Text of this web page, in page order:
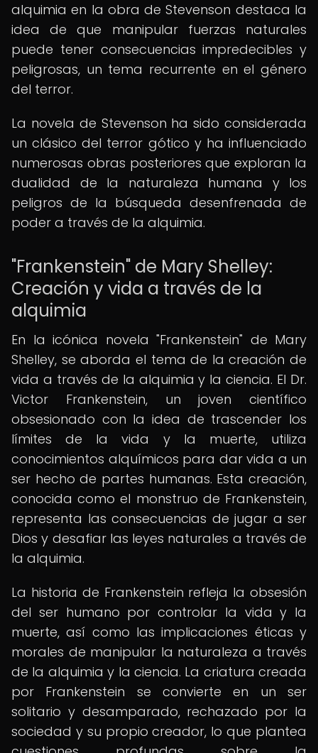
alquimia en la obra de Stevenson destaca la
idea de que manipular fuerzas naturales
puede tener consecuencias impredecibles y
peligrosas, un tema recurrente en el género
del terror.
La novela de Stevenson ha sido considerada
un clásico del terror gótico y ha influenciado
numerosas obras posteriores que exploran la
dualidad de la naturaleza humana y los
peligros de la búsqueda desenfrenada de
poder a través de la alquimia.
"Frankenstein" de Mary Shelley:
Creación y vida a través de la
alquimia
En la icónica novela "Frankenstein" de Mary
Shelley, se aborda el tema de la creación de
vida a través de la alquimia y la ciencia. El Dr.
Victor Frankenstein, un joven científico
obsesionado con la idea de trascender los
límites de la vida y la muerte, utiliza
conocimientos alquímicos para dar vida a un
ser hecho de partes humanas. Esta creación,
conocida como el monstruo de Frankenstein,
representa las consecuencias de jugar a ser
Dios y desafiar las leyes naturales a través de
la alquimia.
La historia de Frankenstein refleja la obsesión
del ser humano por controlar la vida y la
muerte, así como las implicaciones éticas y
morales de manipular la naturaleza a través
de la alquimia y la ciencia. La criatura creada
por Frankenstein se convierte en un ser
solitario y desamparado, rechazado por la
sociedad y su propio creador, lo que plantea